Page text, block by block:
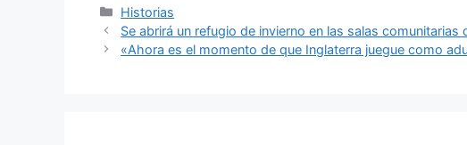
Categorías
Historias
Se abrirá un refugio de invierno en las salas comunitarias
«Ahora es el momento de que Inglaterra juegue como